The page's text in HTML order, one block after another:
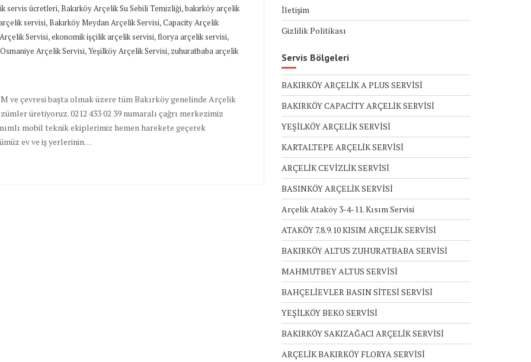
servis ücretleri,Bakırköy Arçelik Su Sebili Temizliği,bakırköy arçelik
servisi,Bakırköy Meydan Arçelik Servisi,Capacity Arçelik
Servisi,ekonomik işçilik arçelik servisi,florya arçelik servisi,
Osmaniye Arçelik Servisi,Yeşilköy Arçelik Servisi, zuhuratbaba arçelik
ve çevresi başta olmak üzere tüm Bakırköy genelinde Arçelik
üretiyoruz. 0212 433 02 39 numaralı çağrı merkezimiz
mobil teknik ekiplerimiz hemen harekete geçerek
ev ve iş yerlerinin…
İletişim
Gizlilik Politikası
Servis Bölgeleri
BAKIRKÖY ARÇELİK A PLUS SERVİSİ
BAKIRKÖY CAPACİTY ARÇELİK SERVİSİ
YEŞİLKÖY ARÇELİK SERVİSİ
KARTALTEPE ARÇELİK SERVİSİ
ARÇELİK CEVİZLİK SERVİSİ
BASINKÖY ARÇELİK SERVİSİ
Arçelik Ataköy 3-4-11. Kısım Servisi
ATAKÖY 7.8.9.10 KISIM ARÇELİK SERVİSİ
BAKIRKÖY ALTUS ZUHURATBABA SERVİSİ
MAHMUTBEY ALTUS SERVİSİ
BAHÇELİEVLER BASIN SİTESİ SERVİSİ
YEŞİLKÖY BEKO SERVİSİ
BAKIRKÖY SAKIZAĞACI ARÇELİK SERVİSİ
ARÇELİK BAKIRKÖY FLORYA SERVİSİ